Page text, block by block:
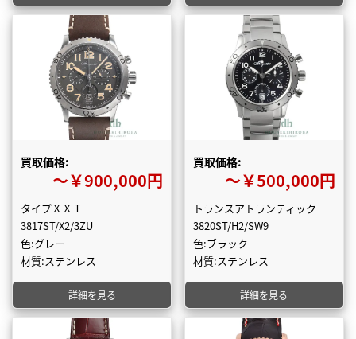
買取価格:
〜￥900,000円
タイプＸＸＩ
3817ST/X2/3ZU
色:グレー
材質:ステンレス
詳細を見る
買取価格:
〜￥500,000円
トランスアトランティック
3820ST/H2/SW9
色:ブラック
材質:ステンレス
詳細を見る